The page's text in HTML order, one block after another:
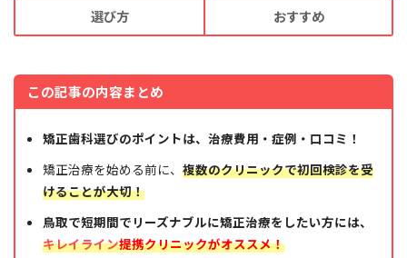
選び方 おすすめ
この記事の内容まとめ
矯正歯科選びのポイントは、治療費用・症例・口コミ！
矯正治療を始める前に、 複数のクリニックで初回検診を受
けることが大切！
鳥取で短期間でリーズナブルに矯正治療をしたい方には、
キレイライン提携クリニックがオススメ！